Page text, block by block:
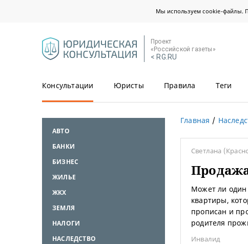
Мы используем cookie-файлы.
Проект
«Российской газеты»
< RG.RU
Консультации Юристы Правила Теги
АВТО
БАНКИ
БИЗНЕС
ЖИЛЬЕ
ЖКХ
ЗЕМЛЯ
НАЛОГИ
НАСЛЕДСТВО
Главная
Светлана
Может ли один
квартиры,
прописан и
родителя
Инвалид